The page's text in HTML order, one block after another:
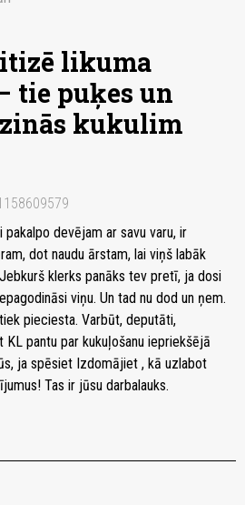
likuma
tie puķes un
kukulim
devējam ar savu varu, ir
dot naudu ārstam, lai viņš labāk
klerks panāks tev pretī, ja dosi
viņu. Un tad nu dod un ņem.
pieciesta. Varbūt, deputāti,
pantu par kukuļošanu iepriekšējā
ja spēsiet Izdomājiet , kā uzlabot
Tas ir jūsu darbalauks.